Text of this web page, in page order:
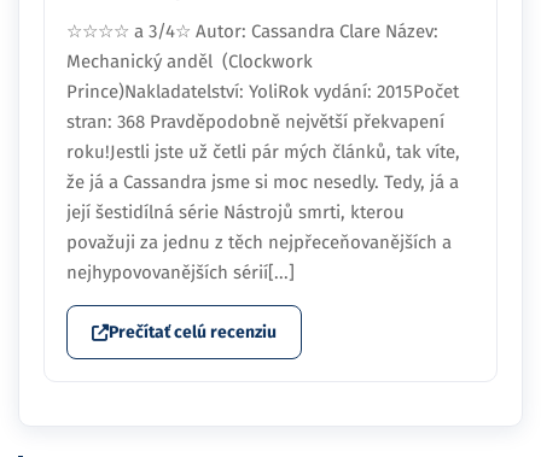
☆☆☆☆ a 3/4☆ Autor: Cassandra Clare Název:
Mechanický anděl (Clockwork
Prince)Nakladatelství: YoliRok vydání: 2015Počet
stran: 368 Pravděpodobně největší překvapení
roku!Jestli jste už četli pár mých článků, tak víte,
že já a Cassandra jsme si moc nesedly. Tedy, já a
její šestidílná série Nástrojů smrti, kterou
považuji za jednu z těch nejpřeceňovanějších a
nejhypovovanějších sérií[...]
Prečítať celú recenziu